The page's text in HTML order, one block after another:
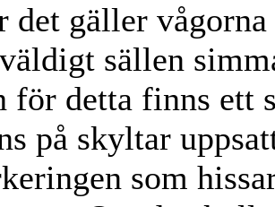
det gäller
sällen
för detta finns ett
på skyltar
som